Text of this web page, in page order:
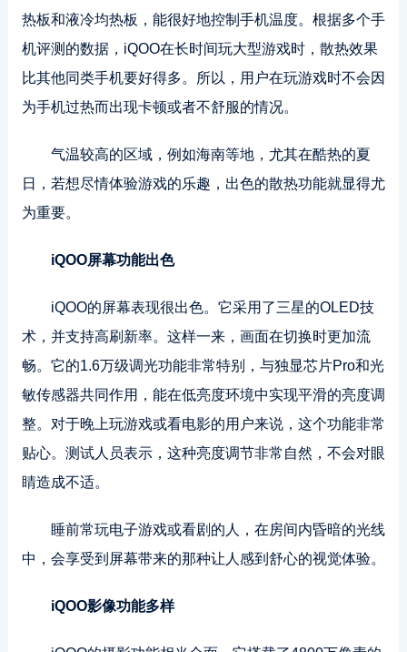
热板和液冷均热板，能很好地控制手机温度。根据多个手
机评测的数据，iQOO在长时间玩大型游戏时，散热效果
比其他同类手机要好得多。所以，用户在玩游戏时不会因
为手机过热而出现卡顿或者不舒服的情况。
气温较高的区域，例如海南等地，尤其在酷热的夏
日，若想尽情体验游戏的乐趣，出色的散热功能就显得尤
为重要。
iQOO屏幕功能出色
iQOO的屏幕表现很出色。它采用了三星的OLED技
术，并支持高刷新率。这样一来，画面在切换时更加流
畅。它的1.6万级调光功能非常特别，与独显芯片Pro和光
敏传感器共同作用，能在低亮度环境中实现平滑的亮度调
整。对于晚上玩游戏或看电影的用户来说，这个功能非常
贴心。测试人员表示，这种亮度调节非常自然，不会对眼
睛造成不适。
睡前常玩电子游戏或看剧的人，在房间内昏暗的光线
中，会享受到屏幕带来的那种让人感到舒心的视觉体验。
iQOO影像功能多样